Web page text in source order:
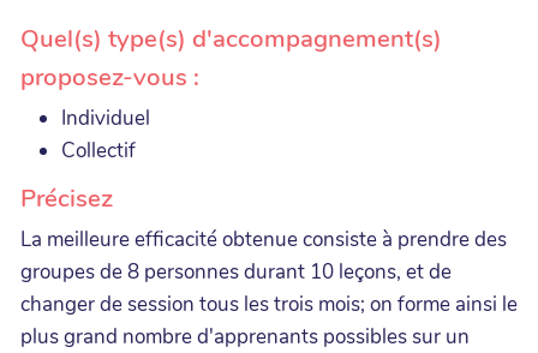
Quel(s) type(s) d'accompagnement(s)
proposez-vous :
Individuel
Collectif
Précisez
La meilleure efficacité obtenue consiste à prendre des
groupes de 8 personnes durant 10 leçons, et de
changer de session tous les trois mois; on forme ainsi le
plus grand nombre d'apprenants possibles sur un